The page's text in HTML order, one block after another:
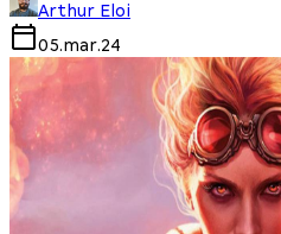
Arthur Eloi
05.mar.24